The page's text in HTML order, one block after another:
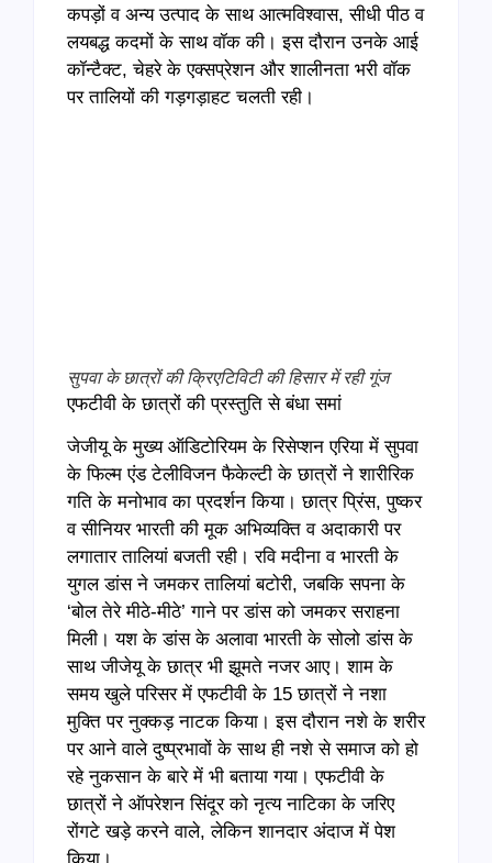
कपड़ों व अन्य उत्पाद के साथ आत्मविश्वास, सीधी पीठ व
लयबद्ध कदमों के साथ वॉक की। इस दौरान उनके आई
कॉन्टैक्ट, चेहरे के एक्सप्रेशन और शालीनता भरी वॉक
पर तालियों की गड़गड़ाहट चलती रही।
सुपवा के छात्रों की क्रिएटिविटी की हिसार में रही गूंज
एफटीवी के छात्रों की प्रस्तुति से बंधा समां
जेजीयू के मुख्य ऑडिटोरियम के रिसेप्शन एरिया में सुपवा
के फिल्म एंड टेलीविजन फैकेल्टी के छात्रों ने शारीरिक
गति के मनोभाव का प्रदर्शन किया। छात्र प्रिंस, पुष्कर
व सीनियर भारती की मूक अभिव्यक्ति व अदाकारी पर
लगातार तालियां बजती रही। रवि मदीना व भारती के
युगल डांस ने जमकर तालियां बटोरी, जबकि सपना के
‘बोल तेरे मीठे-मीठे’ गाने पर डांस को जमकर सराहना
मिली। यश के डांस के अलावा भारती के सोलो डांस के
साथ जीजेयू के छात्र भी झूमते नजर आए। शाम के
समय खुले परिसर में एफटीवी के 15 छात्रों ने नशा
मुक्ति पर नुक्कड़ नाटक किया। इस दौरान नशे के शरीर
पर आने वाले दुष्प्रभावों के साथ ही नशे से समाज को हो
रहे नुकसान के बारे में भी बताया गया। एफटीवी के
छात्रों ने ऑपरेशन सिंदूर को नृत्य नाटिका के जरिए
रोंगटे खड़े करने वाले, लेकिन शानदार अंदाज में पेश